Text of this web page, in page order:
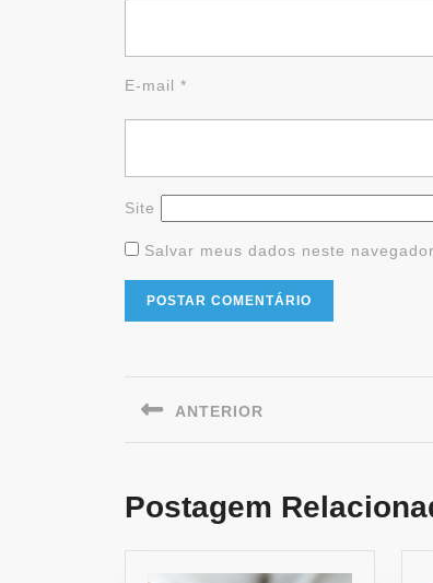
E-mail *
Site
Salvar meus dados neste
ANTERIOR
Postagem